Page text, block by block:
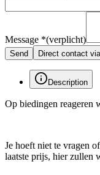
Message *(verplicht)
Send Direct contact
Description
Op biedingen reageren
Je hoeft niet te vragen
laatste prijs, hier zullen